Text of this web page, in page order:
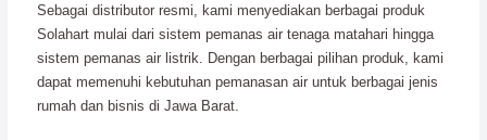
Sebagai distributor resmi, kami menyediakan berbagai produk
Solahart mulai dari sistem pemanas air tenaga matahari hingga
sistem pemanas air listrik. Dengan berbagai pilihan produk, kami
dapat memenuhi kebutuhan pemanasan air untuk berbagai jenis
rumah dan bisnis di Jawa Barat.